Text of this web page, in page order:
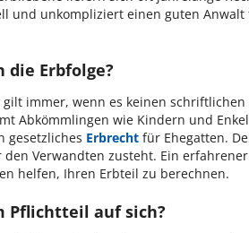
und unkompliziert einen guten
die Erbfolge?
gilt immer, wenn es keinen
Abkömmlingen wie Kindern und
gesetzliches Erbrecht für Ehegatten.
Verwandten zusteht. Ein
helfen, Ihren Erbteil zu berechnen.
Pflichtteil auf sich?